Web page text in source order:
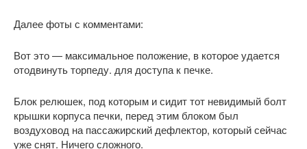
Далее фоты с комментами:
Вот это — максимальное положение, в которое удается
отодвинуть торпеду. для доступа к печке.
Блок релюшек, под которым и сидит тот невидимый болт
крышки корпуса печки, перед этим блоком был
воздуховод на пассажирский дефлектор, который сейчас
уже снят. Ничего сложного.